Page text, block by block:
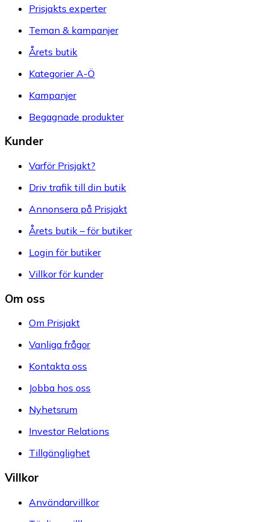
Prisjakts experter
Teman & kampanjer
Årets butik
Kategorier A-Ö
Kampanjer
Begagnade produkter
Kunder
Varför Prisjakt?
Driv trafik till din butik
Annonsera på Prisjakt
Årets butik – för butiker
Login för butiker
Villkor för kunder
Om oss
Om Prisjakt
Vanliga frågor
Kontakta oss
Jobba hos oss
Nyhetsrum
Investor Relations
Tillgänglighet
Villkor
Användarvillkor